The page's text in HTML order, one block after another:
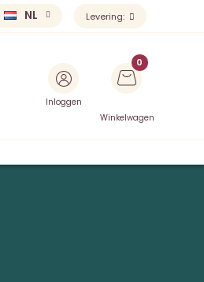
NL Levering:
Inloggen
Winkelwagen